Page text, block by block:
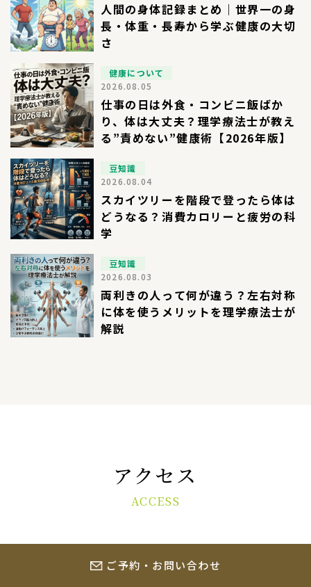
ご予約・お問い合わせ
人間の身体記録まとめ｜世界一の身
長・体重・長寿から学ぶ健康の大切
さ
健康について
2026.08.05
仕事の日は外食・コンビニ飯ばか
り、体は大丈夫？理学療法士が教え
る”責めない”健康術【2026年版】
豆知識
2026.08.04
スカイツリーを階段で登ったら体は
どうなる？消費カロリーと疲労の科
学
豆知識
2026.08.03
両利きの人って何が違う？左右対称
に体を使うメリットを理学療法士が
解説
アクセス
ACCESS